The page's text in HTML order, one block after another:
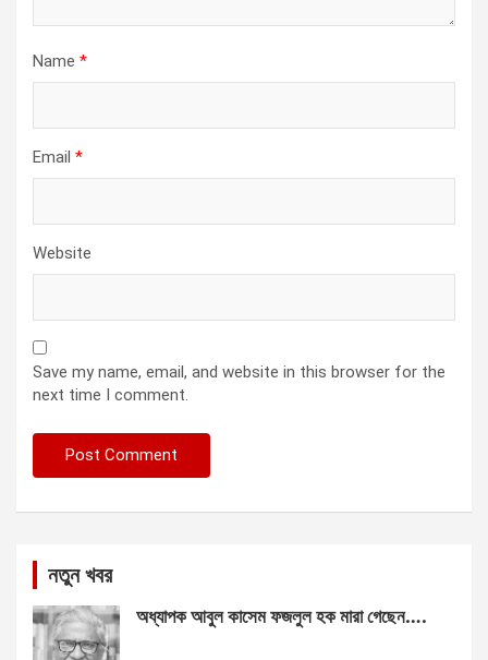
Name *
Email *
Website
Save my name, email, and website in this browser for the
next time I comment.
নতুন খবর
অধ্যাপক আবুল কাসেম ফজলুল হক মারা গেছেন….